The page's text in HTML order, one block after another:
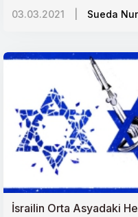
Körfez Ülkelerinin Kiralık/
Latin Amerikada
Mülteciler ve ABnin
Bahar Kalkanı
Hedefler
"Yüzyılın Anlaşması"
03.03.2021 Sueda
İsrailin Orta Asyadaki